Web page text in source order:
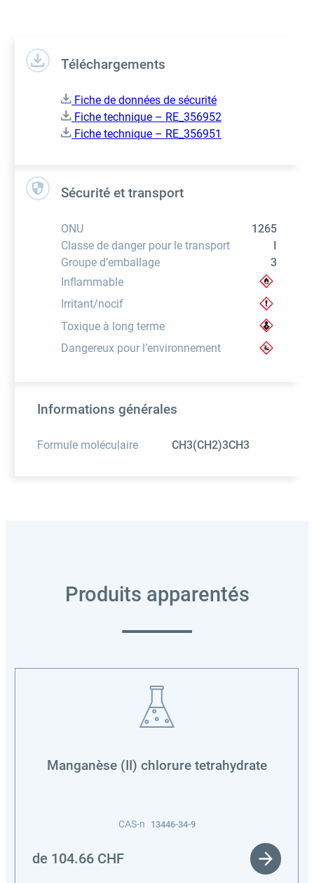
Téléchargements
Fiche de données de sécurité
Fiche technique – RE_356952
Fiche technique – RE_356951
Sécurité et transport
ONU
1265
Classe de danger pour le transport
I
Groupe d’emballage
3
Inflammable
Irritant/nocif
Toxique à long terme
Dangereux pour l’environnement
Informations générales
Formule moléculaire CH3(CH2)3CH3
Produits apparentés
Manganèse (II) chlorure tetrahydrate
CAS-n 13446-34-9
de 104.66 CHF